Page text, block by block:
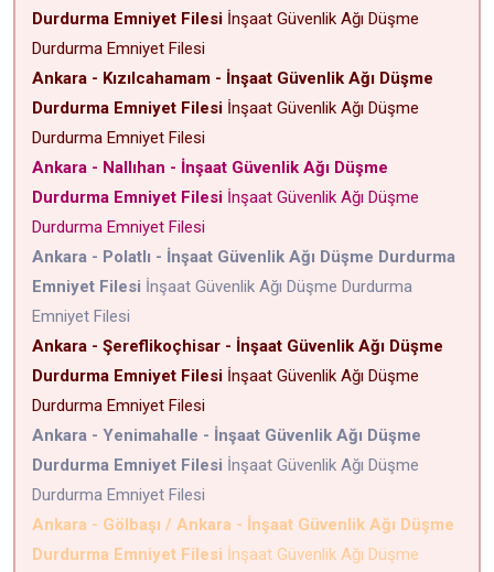
Durdurma Emniyet Filesi İnşaat Güvenlik Ağı Düşme
Durdurma Emniyet Filesi
Ankara - Kızılcahamam - İnşaat Güvenlik Ağı Düşme
Durdurma Emniyet Filesi İnşaat Güvenlik Ağı Düşme
Durdurma Emniyet Filesi
Ankara - Nallıhan - İnşaat Güvenlik Ağı Düşme
Durdurma Emniyet Filesi İnşaat Güvenlik Ağı Düşme
Durdurma Emniyet Filesi
Ankara - Polatlı - İnşaat Güvenlik Ağı Düşme Durdurma
Emniyet Filesi İnşaat Güvenlik Ağı Düşme Durdurma
Emniyet Filesi
Ankara - Şereflikoçhisar - İnşaat Güvenlik Ağı Düşme
Durdurma Emniyet Filesi İnşaat Güvenlik Ağı Düşme
Durdurma Emniyet Filesi
Ankara - Yenimahalle - İnşaat Güvenlik Ağı Düşme
Durdurma Emniyet Filesi İnşaat Güvenlik Ağı Düşme
Durdurma Emniyet Filesi
Ankara - Gölbaşı / Ankara - İnşaat Güvenlik Ağı Düşme
Durdurma Emniyet Filesi İnşaat Güvenlik Ağı Düşme